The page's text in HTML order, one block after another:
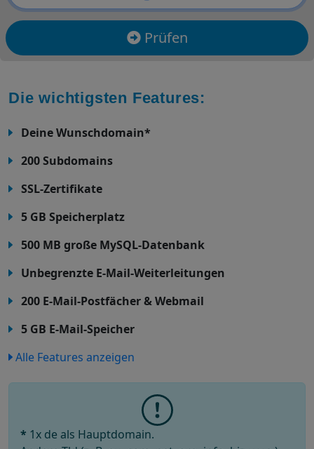
Prüfen
Die wichtigsten Features:
Deine Wunschdomain*
200 Subdomains
SSL-Zertifikate
5 GB Speicherplatz
500 MB große MySQL-Datenbank
Unbegrenzte E-Mail-Weiterleitungen
200 E-Mail-Postfächer & Webmail
5 GB E-Mail-Speicher
Alle Features anzeigen
* 1x de als Hauptdomain.